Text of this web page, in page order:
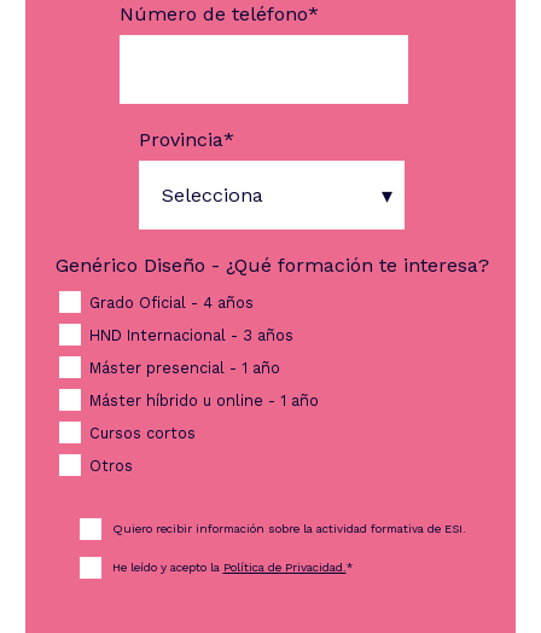
Número de teléfono*
Provincia*
Genérico Diseño - ¿Qué formación te interesa?
Grado Oficial - 4 años
HND Internacional - 3 años
Máster presencial - 1 año
Máster híbrido u online - 1 año
Cursos cortos
Otros
Quiero recibir información sobre la actividad formativa de ESI.
He leído y acepto la Política de Privacidad. *